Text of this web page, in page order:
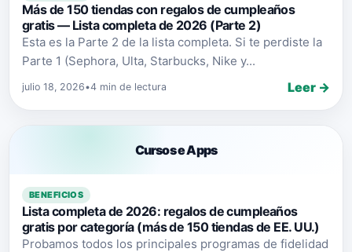
Más de 150 tiendas con regalos de cumpleaños
gratis — Lista completa de 2026 (Parte 2)
Esta es la Parte 2 de la lista completa. Si te perdiste la
Parte 1 (Sephora, Ulta, Starbucks, Nike y...
julio 18, 2026•4 min de lectura Leer →
Cursos e Apps
BENEFICIOS
Lista completa de 2026: regalos de cumpleaños
gratis por categoría (más de 150 tiendas de EE. UU.)
Probamos todos los principales programas de fidelidad